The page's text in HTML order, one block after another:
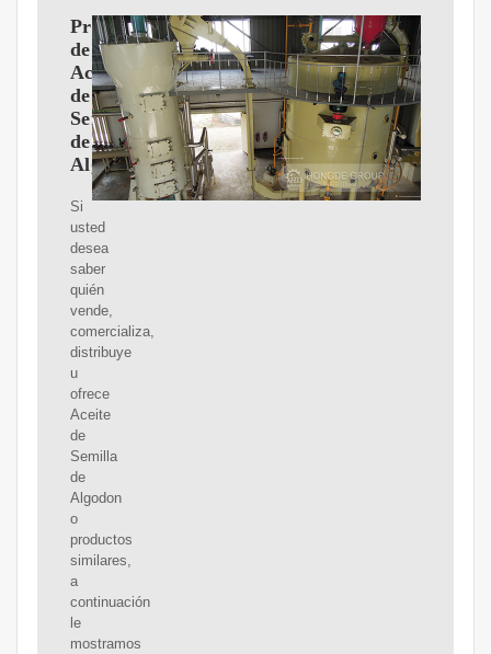
Proveedores
de
Aceite
de
Semilla
de
Algodon
Si
usted
desea
saber
quién
vende,
comercializa,
distribuye
u
ofrece
Aceite
de
Semilla
de
Algodon
o
productos
similares,
a
continuación
le
mostramos